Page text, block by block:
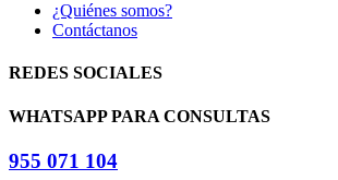
¿Quiénes somos?
Contáctanos
REDES SOCIALES
WHATSAPP PARA CONSULTAS
955 071 104